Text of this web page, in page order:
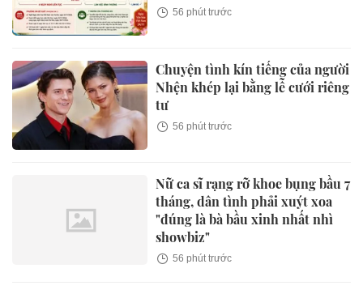
56 phút trước
Chuyện tình kín tiếng của người
Nhện khép lại bằng lễ cưới riêng
tư
56 phút trước
Nữ ca sĩ rạng rỡ khoe bụng bầu 7
tháng, dân tình phải xuýt xoa
"đúng là bà bầu xinh nhất nhì
showbiz"
56 phút trước